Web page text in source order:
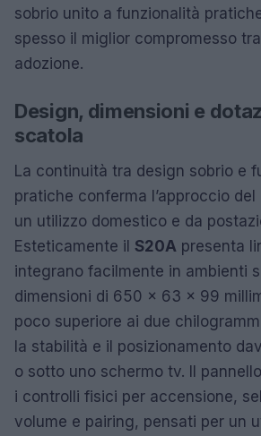
sobrio unito a funzionalità
spesso il miglior compromesso
adozione.
Design, dimensioni e
scatola
La continuità tra design sobrio e
pratiche conferma l’approccio
un utilizzo domestico e da
Esteticamente il S20A presenta
integrano facilmente in ambienti
dimensioni di 650 x 63 x 99
poco superiore ai due
la stabilità e il posizionamento
o sotto uno schermo tv. Il
i controlli fisici per accensione,
volume e pairing, pensati per un